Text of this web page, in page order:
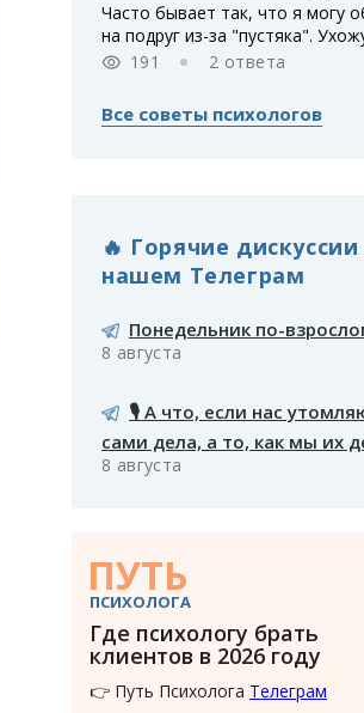
Часто бывает так, что я могу
на подруг из-за "пустяка".
191
2 ответа
Все советы психологов
🔥 Горячие дискуссии
нашем Телеграм
Понедельник по-
8 августа
🎙️ А что, если нас
сами дела, а то, как мы их
8 августа
ПУТЬ
ПСИХОЛОГА
Где психологу брать
клиентов в 2026 году
👉 Путь Психолога Телеграм